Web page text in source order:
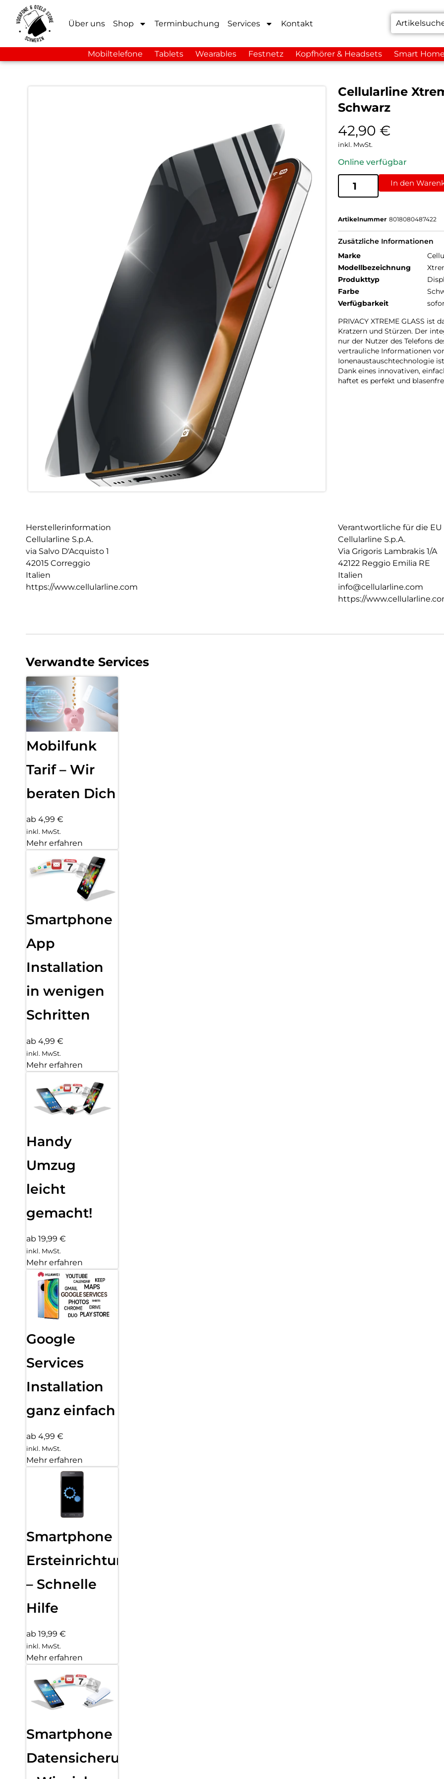
Über uns Shop Terminbuchung Services Kontakt
Mobiltelefone Tablets Wearables Festnetz Kopfhörer & Headsets Smart
Cellularline
Schwarz
42,90 €
inkl. MwSt.
Online verfügbar
In den
Artikelnummer 8018080487422
Zusätzliche Informationen
Marke
Modellbezeichnung
Produkttyp
Farbe
Verfügbarkeit
PRIVACY XTREME GLASS
Kratzern und Stürzen. Der
nur der Nutzer des Telefons
vertrauliche Informationen
Ionenaustauschtechnologie
Dank eines innovativen,
haftet es perfekt und
Herstellerinformation
Cellularline S.p.A.
via Salvo D'Acquisto 1
42015 Correggio
Italien
https://www.cellularline.com
Verantwortliche für die EU
Cellularline S.p.A.
Via Grigoris Lambrakis 1/A
42122 Reggio Emilia RE
Italien
info@cellularline.com
https://
Verwandte Services
Mobilfunk
Tarif – Wir
beraten Dich
ab 4,99 €
inkl. MwSt.
Mehr erfahren
Smartphone
App
Installation
in wenigen
Schritten
ab 4,99 €
inkl. MwSt.
Mehr erfahren
Handy
Umzug
leicht
gemacht!
ab 19,99 €
inkl. MwSt.
Mehr erfahren
Google
Services
Installation
ganz einfach
ab 4,99 €
inkl. MwSt.
Mehr erfahren
Smartphone
Ersteinrichtung
– Schnelle
Hilfe
ab 19,99 €
inkl. MwSt.
Mehr erfahren
Smartphone
Datensicherung